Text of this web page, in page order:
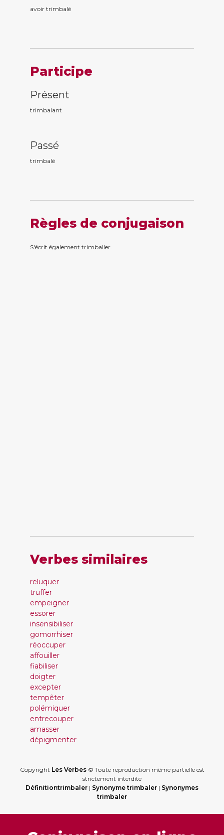
avoir trimbalé
Participe
Présent
trimbalant
Passé
trimbalé
Règles de conjugaison
S'écrit également trimballer.
Verbes similaires
reluquer
truffer
empeigner
essorer
insensibiliser
gomorrhiser
réoccuper
affouiller
fiabiliser
doigter
excepter
tempêter
polémiquer
entrecouper
amasser
dépigmenter
Copyright Les Verbes© Toute reproduction même partielle est
strictement interdite
Définitiontrimbaler | Synonyme trimbaler | Synonymes
trimbaler